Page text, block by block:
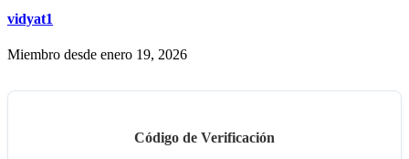
vidyat1
Miembro desde enero 19, 2026
Código de Verificación